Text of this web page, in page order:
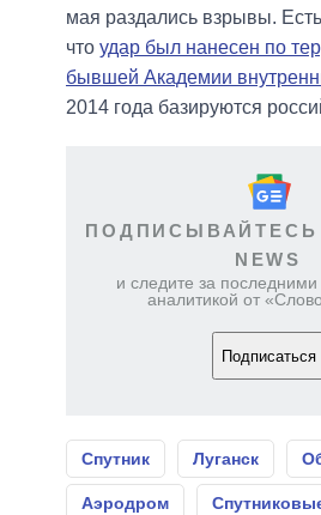
мая раздались взрывы.
что удар был нанесен по
бывшей Академии
2014 года базируются
ПОДПИСЫВАЙТЕСЬ
NEWS
и следите за
аналитикой от
Подписаться
Спутник Луганск
Аэродром